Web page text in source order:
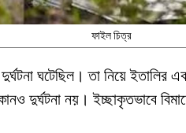
ফাইল চিত্র
ঘটেছিল। তা নিয়ে ইতালির
দুর্ঘটনা নয়। ইচ্ছাকৃতভাবে